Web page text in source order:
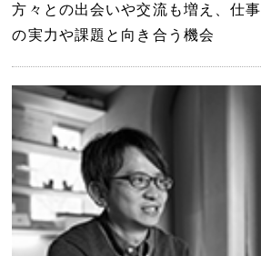
方々との出会いや交流も増え、仕
の実力や課題と向き合う機会